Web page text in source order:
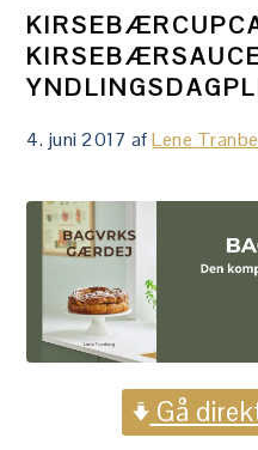
4. juni 2017 afLene
Gå